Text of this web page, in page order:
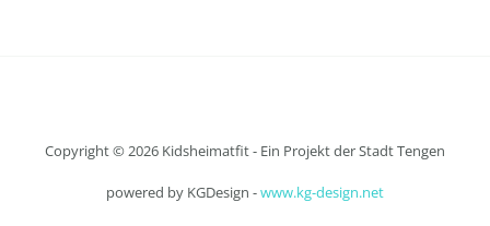
Copyright © 2026 Kidsheimatfit - Ein Projekt der Stadt Tengen
powered by KGDesign -www.kg-design.net